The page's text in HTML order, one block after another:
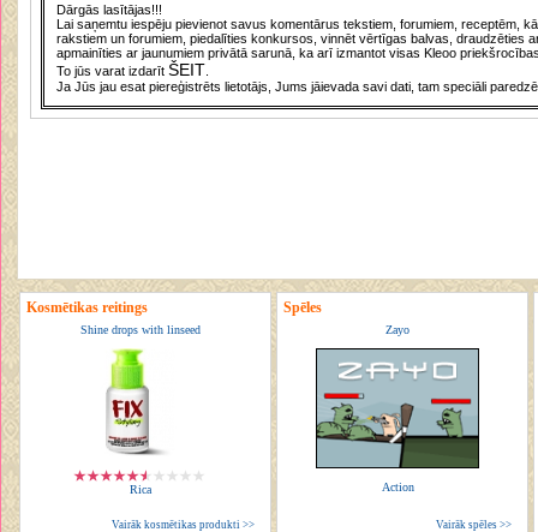
Dārgās lasītājas!!!
Lai saņemtu iespēju pievienot savus komentārus tekstiem, forumiem, receptēm,
rakstiem un forumiem, piedalīties konkursos, vinnēt vērtīgas balvas, draudzēties
apmainīties ar jaunumiem privātā sarunā, ka arī izmantot visas Kleoo
To jūs varat izdarītŠEIT
Ja Jūs jau esat piereģistrēts lietotājs, Jums jāievada savi dati, tam speciāli
Kosmētikas reitings
Shine drops with linseed
Rica
Vairāk kosmētikas produkti >>
Spēles
Zayo
Action
Vairāk spēles >>